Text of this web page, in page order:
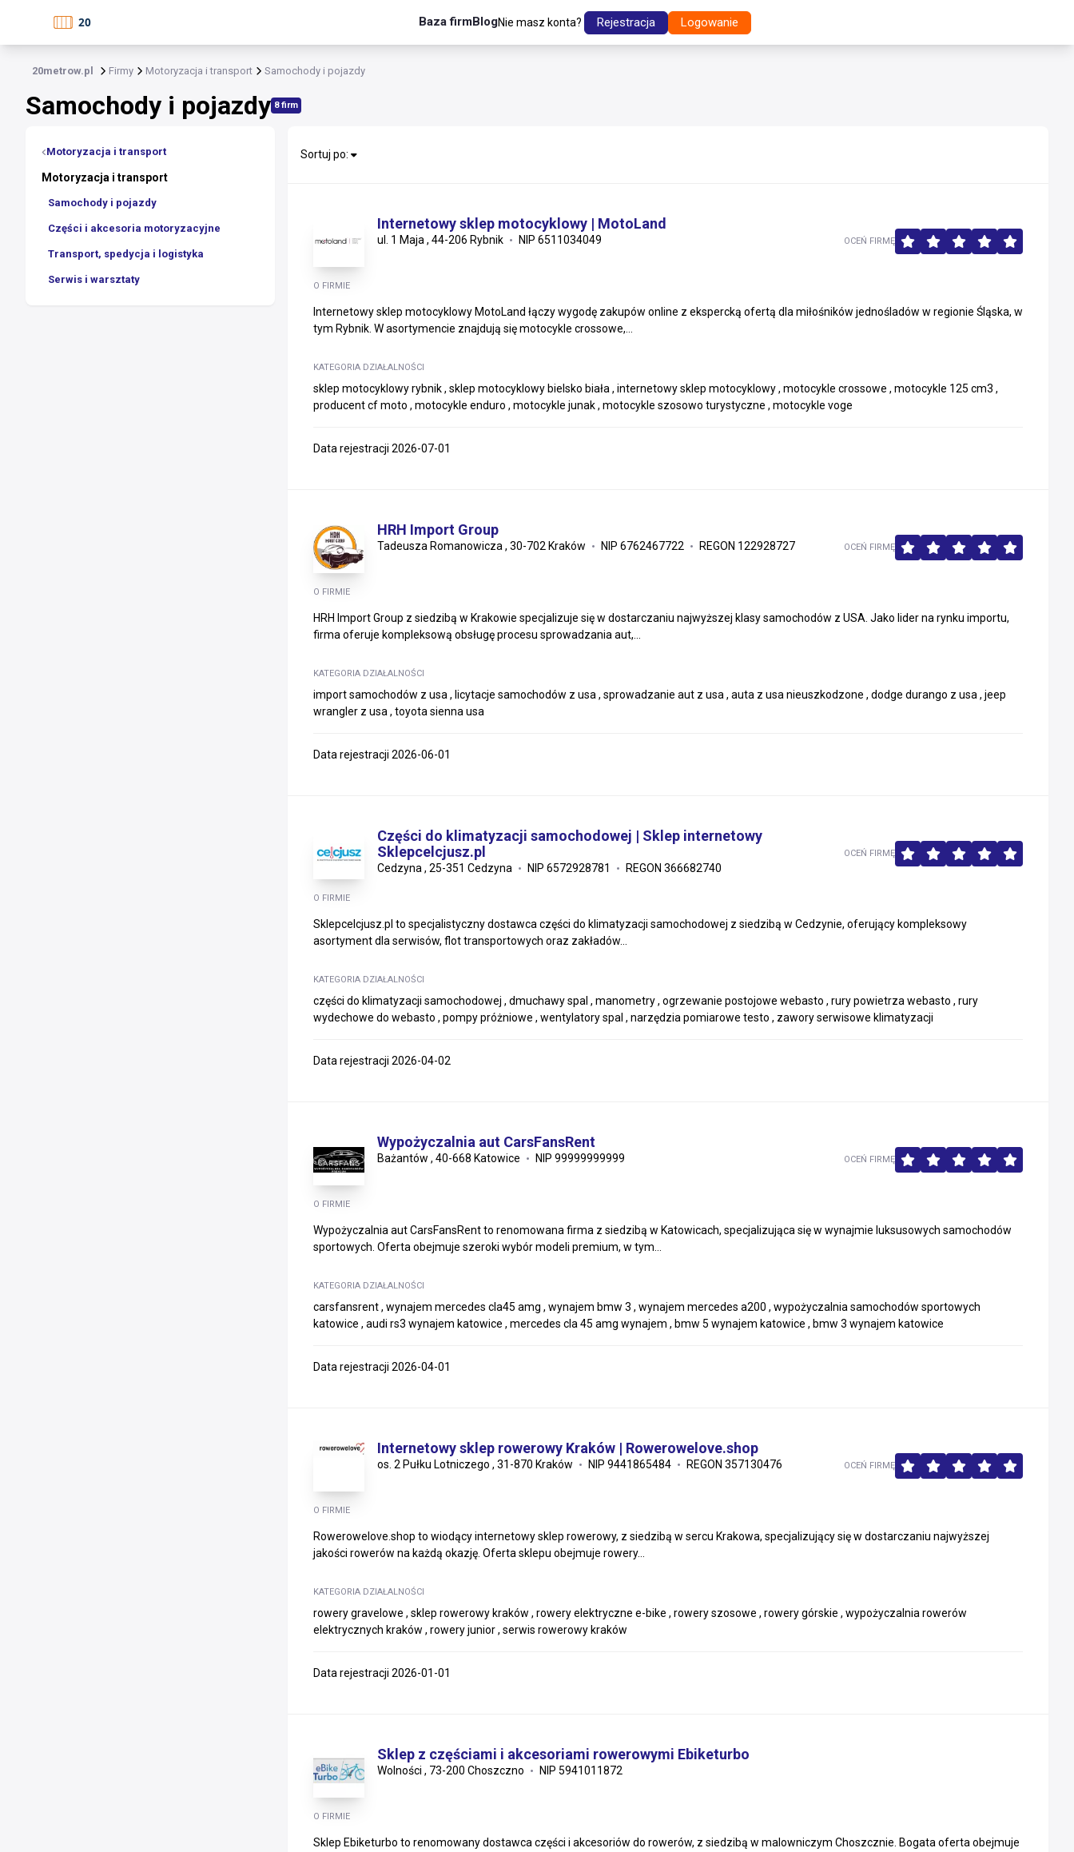
Baza firmBlogNie masz konta? Rejestracja Logowanie
20metrow.pl Firmy Motoryzacja i transport Samochody i pojazdy
Samochody i pojazdy 8 firm
Motoryzacja i transport
Motoryzacja i transport
Samochody i pojazdy
Części i akcesoria motoryzacyjne
Transport, spedycja i logistyka
Serwis i warsztaty
Sortuj po:
Internetowy sklep motocyklowy | MotoLand
ul. 1 Maja , 44-206 Rybnik NIP 6511034049
O FIRMIE
Internetowy sklep motocyklowy MotoLand łączy wygodę zakupów online z ekspercką ofertą dla miłośników jednośladów w regionie Śląska, w
tym Rybnik. W asortymencie znajdują się motocykle crossowe,...
KATEGORIA DZIAŁALNOŚCI
sklep motocyklowy rybnik , sklep motocyklowy bielsko biała , internetowy sklep motocyklowy , motocykle crossowe , motocykle 125 cm3 ,
producent cf moto , motocykle enduro , motocykle junak , motocykle szosowo turystyczne , motocykle voge
OCEŃ FIRMĘ
Data rejestracji 2026-07-01
HRH Import Group
Tadeusza Romanowicza , 30-702 Kraków NIP 6762467722 REGON 122928727
O FIRMIE
HRH Import Group z siedzibą w Krakowie specjalizuje się w dostarczaniu najwyższej klasy samochodów z USA. Jako lider na rynku importu,
firma oferuje kompleksową obsługę procesu sprowadzania aut,...
KATEGORIA DZIAŁALNOŚCI
import samochodów z usa , licytacje samochodów z usa , sprowadzanie aut z usa , auta z usa nieuszkodzone , dodge durango z usa , jeep
wrangler z usa , toyota sienna usa
OCEŃ FIRMĘ
Data rejestracji 2026-06-01
Części do klimatyzacji samochodowej | Sklep internetowy
Sklepcelcjusz.pl
Cedzyna , 25-351 Cedzyna NIP 6572928781 REGON 366682740
O FIRMIE
Sklepcelcjusz.pl to specjalistyczny dostawca części do klimatyzacji samochodowej z siedzibą w Cedzynie, oferujący kompleksowy
asortyment dla serwisów, flot transportowych oraz zakładów...
KATEGORIA DZIAŁALNOŚCI
części do klimatyzacji samochodowej , dmuchawy spal , manometry , ogrzewanie postojowe webasto , rury powietrza webasto , rury
wydechowe do webasto , pompy próżniowe , wentylatory spal , narzędzia pomiarowe testo , zawory serwisowe klimatyzacji
OCEŃ FIRMĘ
Data rejestracji 2026-04-02
Wypożyczalnia aut CarsFansRent
Bażantów , 40-668 Katowice NIP 99999999999
O FIRMIE
Wypożyczalnia aut CarsFansRent to renomowana firma z siedzibą w Katowicach, specjalizująca się w wynajmie luksusowych samochodów
sportowych. Oferta obejmuje szeroki wybór modeli premium, w tym...
KATEGORIA DZIAŁALNOŚCI
carsfansrent , wynajem mercedes cla45 amg , wynajem bmw 3 , wynajem mercedes a200 , wypożyczalnia samochodów sportowych
katowice , audi rs3 wynajem katowice , mercedes cla 45 amg wynajem , bmw 5 wynajem katowice , bmw 3 wynajem katowice
OCEŃ FIRMĘ
Data rejestracji 2026-04-01
Internetowy sklep rowerowy Kraków | Rowerowelove.shop
os. 2 Pułku Lotniczego , 31-870 Kraków NIP 9441865484 REGON 357130476
O FIRMIE
Rowerowelove.shop to wiodący internetowy sklep rowerowy, z siedzibą w sercu Krakowa, specjalizujący się w dostarczaniu najwyższej
jakości rowerów na każdą okazję. Oferta sklepu obejmuje rowery...
KATEGORIA DZIAŁALNOŚCI
rowery gravelowe , sklep rowerowy kraków , rowery elektryczne e-bike , rowery szosowe , rowery górskie , wypożyczalnia rowerów
elektrycznych kraków , rowery junior , serwis rowerowy kraków
OCEŃ FIRMĘ
Data rejestracji 2026-01-01
Sklep z częściami i akcesoriami rowerowymi Ebiketurbo
Wolności , 73-200 Choszczno NIP 5941011872
O FIRMIE
Sklep Ebiketurbo to renomowany dostawca części i akcesoriów do rowerów, z siedzibą w malowniczym Choszcznie. Bogata oferta obejmuje